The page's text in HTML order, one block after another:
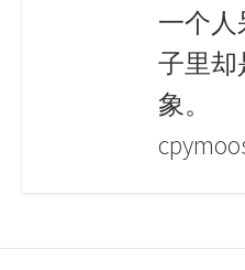
一个人
子里却
象。